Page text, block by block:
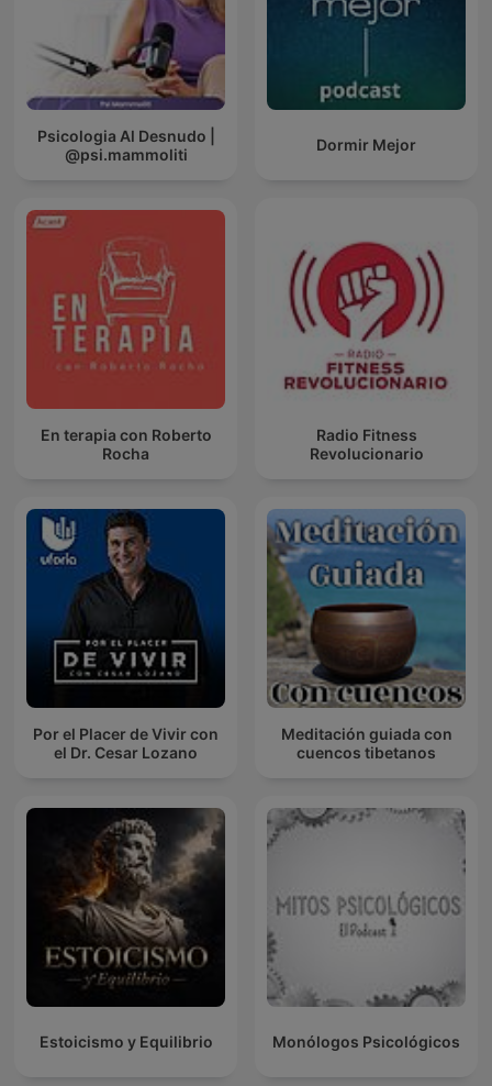
Psicologia Al Desnudo |
@psi.mammoliti
Dormir Mejor
En terapia con Roberto
Rocha
Radio Fitness
Revolucionario
Por el Placer de Vivir con
el Dr. Cesar Lozano
Meditación guiada con
cuencos tibetanos
Estoicismo y Equilibrio Monólogos Psicológicos